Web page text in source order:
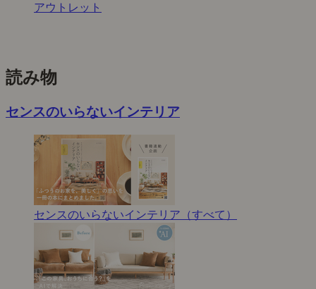
アウトレット
読み物
センスのいらないインテリア
センスのいらないインテリア（すべて）